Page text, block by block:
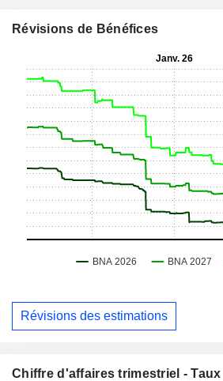
Révisions de Bénéfices
Révisions des estimations
Chiffre d'affaires trimestriel -